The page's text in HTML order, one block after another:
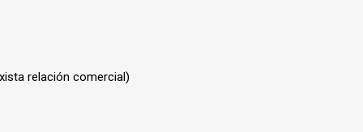
relación comercial)